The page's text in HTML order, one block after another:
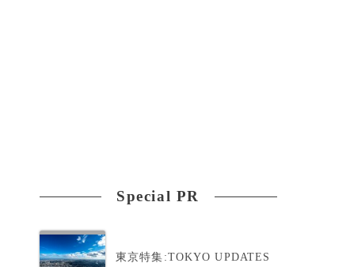
Special PR
東京特集:TOKYO UPDATES